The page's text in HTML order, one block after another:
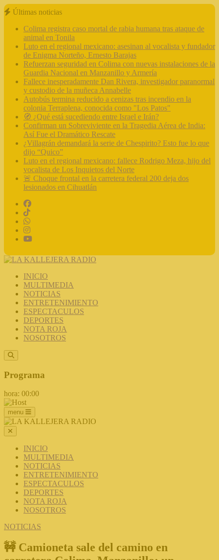
Últimas noticias
Colima registra caso mortal de rabia humana tras ataque de
animal en Tonila
Luto en el regional mexicano: asesinan al vocalista y fundador
de Enigma Norteño, Ernesto Barajas
Refuerzan seguridad en Colima con nuevas instalaciones de la
Guardia Nacional en Manzanillo y Armería
Fallece inesperadamente Dan Rivera, investigador paranormal
y custodio de la muñeca Annabelle
Autobús termina reducido a cenizas tras incendio en la
colonia Terraplena, conocida como "Los Patos"
🧭 ¿Qué está sucediendo entre Israel e Irán?
Confirman un Sobreviviente en la Tragedia Aérea de India:
Así Fue el Dramático Rescate
¿Villagrán demandará la serie de Chespirito? Esto fue lo que
dijo “Quico”
Luto en el regional mexicano: fallece Rodrigo Meza, hijo del
vocalista de Los Inquietos del Norte
🚨 Choque frontal en la carretera federal 200 deja dos
lesionados en Cihuatlán
INICIO
MULTIMEDIA
NOTICIAS
ENTRETENIMIENTO
ESPECTACULOS
DEPORTES
NOTA ROJA
NOSOTROS
Programa
hora: 00:00
menu
INICIO
MULTIMEDIA
NOTICIAS
ENTRETENIMIENTO
ESPECTACULOS
DEPORTES
NOTA ROJA
NOSOTROS
NOTICIAS
🚧 Camioneta sale del camino en